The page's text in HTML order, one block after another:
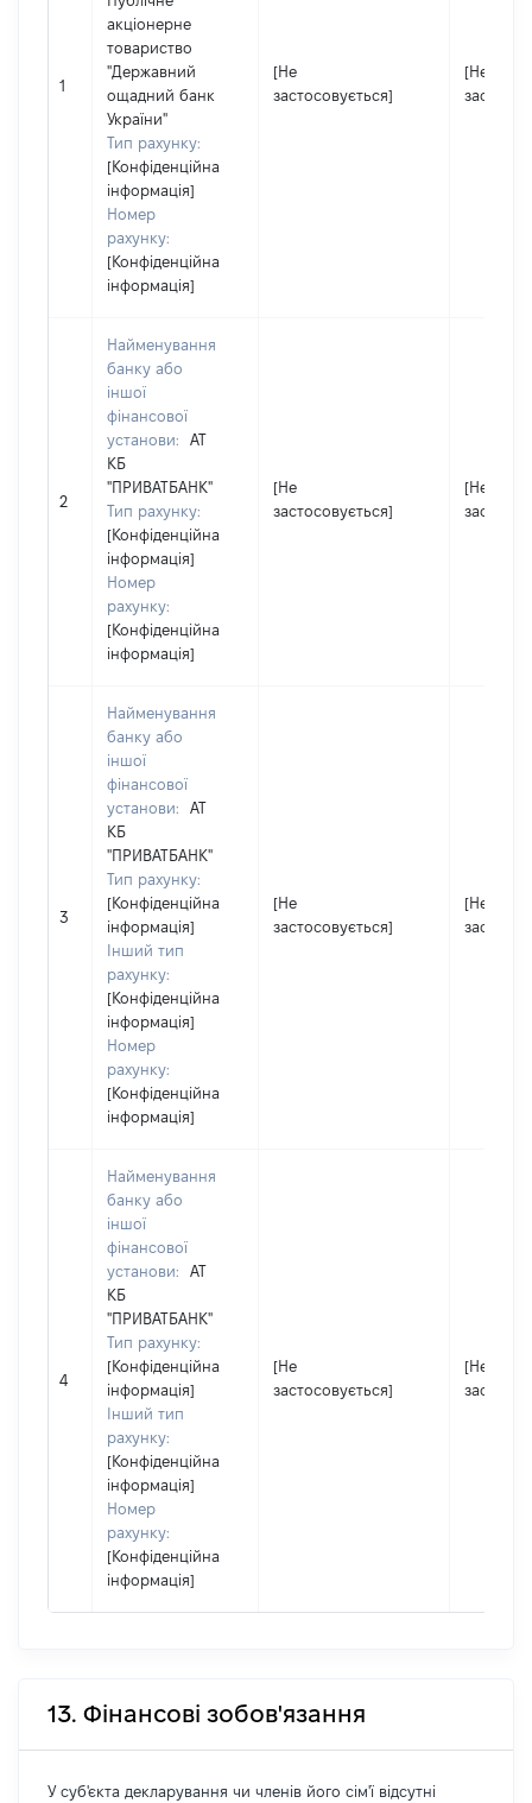
1
акціонерне
товариство
"Державний
ощадний банк
України"
Тип рахунку:
[Конфіденційна
інформація]
Номер
рахунку:
[Конфіденційна
інформація]
[Не
застосовується]
[Не
2
Найменування
банку або
іншої
фінансової
установи:
АТ
КБ
"ПРИВАТБАНК"
Тип рахунку:
[Конфіденційна
інформація]
Номер
рахунку:
[Конфіденційна
інформація]
[Не
застосовується]
[Не
3
Найменування
банку або
іншої
фінансової
установи:
АТ
КБ
"ПРИВАТБАНК"
Тип рахунку:
[Конфіденційна
інформація]
Інший тип
рахунку:
[Конфіденційна
інформація]
Номер
рахунку:
[Конфіденційна
інформація]
[Не
застосовується]
[Не
4
Найменування
банку або
іншої
фінансової
установи:
АТ
КБ
"ПРИВАТБАНК"
Тип рахунку:
[Конфіденційна
інформація]
Інший тип
рахунку:
[Конфіденційна
інформація]
Номер
рахунку:
[Конфіденційна
інформація]
[Не
застосовується]
[Не
13. Фінансові зобов'язання
У суб'єкта декларування чи членів його сім'ї відсутні